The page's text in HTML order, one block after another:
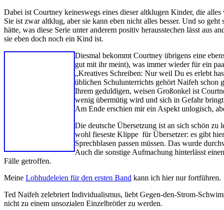
Dabei ist Courtney keineswegs eines dieser altklugen Kinder, die
Sie ist zwar altklug, aber sie kann eben nicht alles besser. Und so
hätte, was diese Serie unter anderem positiv herausstechen lässt aus
sie eben doch noch ein Kind ist.
Diesmal bekommt Courtney übrigens eine
gut mit ihr meint), was immer wieder für ein
„Kreatives Schreiben: Nur weil Du es erlebt
üblichen Schulunterrichts gehört Naifeh schon
Ihrem geduldigen, weisen Großonkel ist
wenig übermütig wird und sich in Gefahr
Am Ende erschien mir ein Aspekt unlogisch,
Die deutsche Übersetzung ist an sich schön zu
wohl fieseste Klippe für Übersetzer: es gibt
Sprechblasen passen müssen. Das wurde
Auch die sonstige Aufmachung hinterlässt
Fälle getroffen.
Meine Lobhudeleien für den ersten Band kann ich hier nur fortführen.
Ted Naifeh zelebriert Individualismus, liebt Gegen-den-Strom-
nicht zu einem unsozialen Einzelbrötler zu werden.